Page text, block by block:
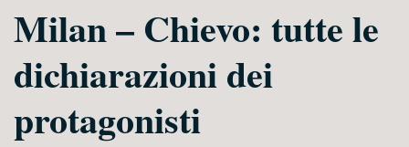
Milan – Chievo: tutte le
dichiarazioni dei
protagonisti